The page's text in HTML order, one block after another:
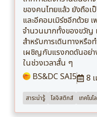
ของคนไทยแล้ว ยังถือ
และอีคอมเมิร์ซอีกด้วย
จำนวนมากทั้งของขวัญ
สำหรับการเดินทางหรื
เผชิญกับแรงกดดันอย่
ในช่วงเวลาสั้น ๆ
BS&DC SAI5
8
สาระน่ารู้ โลจิสติกส์ เทคโน